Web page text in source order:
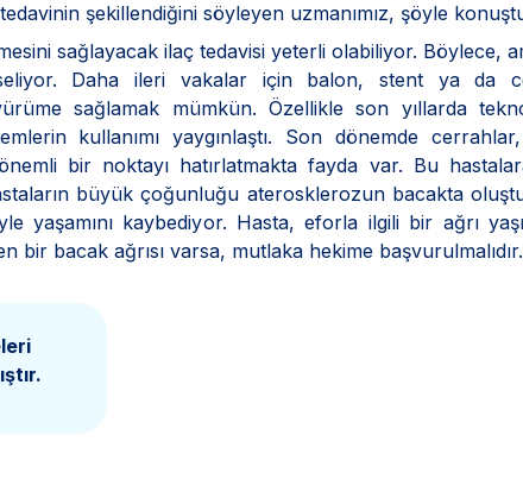
şekillendiğini söyleyen uzmanımız, şöyle
sağlayacak ilaç tedavisi yeterli olabiliyor. Böylece,
Daha ileri vakalar için balon, stent ya da
sağlamak mümkün. Özellikle son yıllarda
kullanımı yaygınlaştı. Son dönemde
bir noktayı hatırlatmakta fayda var. Bu
büyük çoğunluğu aterosklerozun bacakta
yaşamını kaybediyor. Hasta, eforla ilgili bir ağrı
bacak ağrısı varsa, mutlaka hekime